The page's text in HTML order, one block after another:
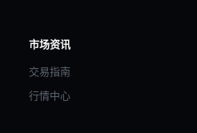
市场资讯
交易指南
行情中心